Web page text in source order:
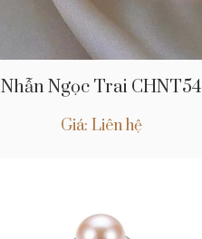
Nhẫn Ngọc Trai CHNT54
Giá: Liên hệ